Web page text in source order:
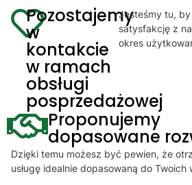
Pozostajemy
w
kontakcie
w ramach
obsługi
posprzedażowej
Jesteśmy tu, by
satysfakcję z
okres
Proponujemy
dopasowane
Dzięki temu możesz być pewien, że
usługę idealnie dopasowaną do